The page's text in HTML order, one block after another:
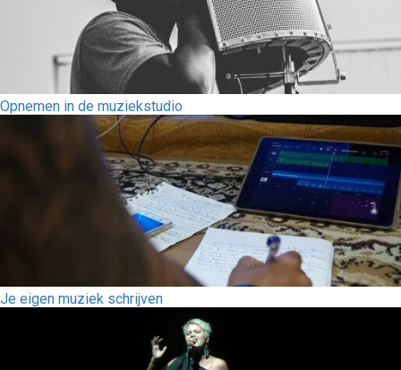
Opnemen in de muziekstudio
Je eigen muziek schrijven